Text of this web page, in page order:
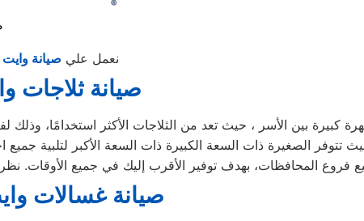
نعمل علي صيانة وايت
صيانة ثلاجات
كبيرة بين الأسر ، حيث تعد من الثلاجات الأكثر استخدامًا، وذلك
فروع المحافظات، بهدف توفير الأقرب إليك في جميع الأوقات.
صيانة غسالات